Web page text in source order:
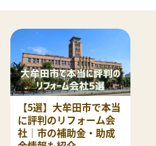
【5選】大牟田市で本当
に評判のリフォーム会
社｜市の補助金・助成